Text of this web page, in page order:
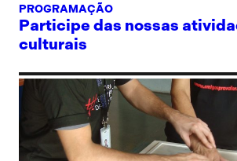
PROGRAMAÇÃO
Participe das nossas
culturais